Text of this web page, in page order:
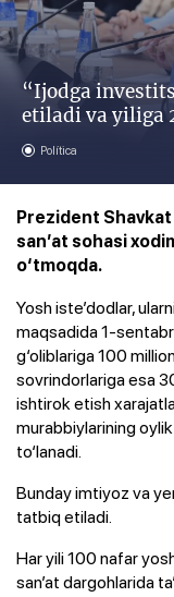
“Ijodga
etiladi va yiliga
Política
Prezident
san’at sohasi
o‘tmoqda.
Yosh iste’dodlar,
maqsadida 1-
g‘oliblariga 100
sovrindorlariga esa
ishtirok etish
murabbiylarining
to‘lanadi.
Bunday imtiyoz va
tatbiq etiladi.
Har yili 100 nafar
san’at dargohlarida